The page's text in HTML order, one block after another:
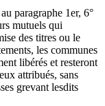
paragraphe 1er, 6°
mutuels qui
des titres ou le
les communes
libérés et resteront
attribués, sans
grevant lesdits